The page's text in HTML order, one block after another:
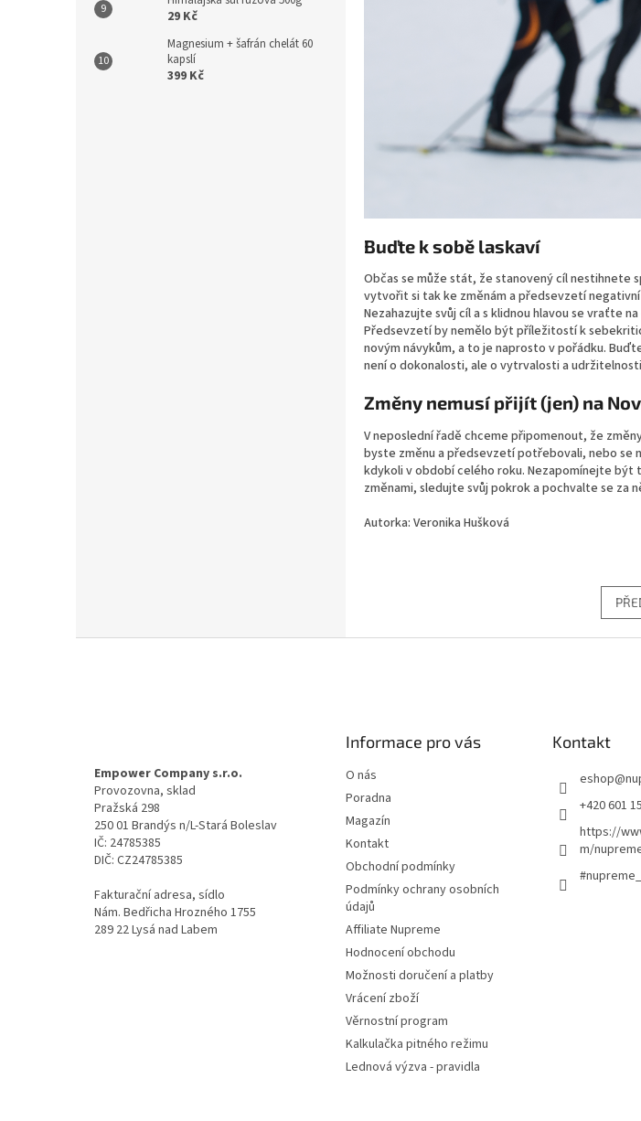
29 Kč
Magnesium + šafrán chelát 60
kapslí
399 Kč
Buďte k sobě laskaví
Občas se může stát, že stanovený cíl nestihnete
vytvořit si tak ke změnám a předsevzetí
Nezahazujte svůj cíl a s klidnou hlavou se vraťte
Předsevzetí by nemělo být příležitostí k
novým návykům, a to je naprosto v pořádku.
není o dokonalosti, ale o vytrvalosti a
Změny nemusí přijít (jen) na
V neposlední řadě chceme připomenout, že
byste změnu a předsevzetí potřebovali, nebo
kdykoli v období celého roku. Nezapomínejte být
změnami, sledujte svůj pokrok a pochvalte se za
Autorka: Veronika Hušková
Empower Company s.r.o.
Provozovna, sklad
Pražská 298
250 01 Brandýs n/L-Stará Boleslav
IČ: 24785385
DIČ: CZ24785385
Fakturační adresa, sídlo
Nám. Bedřicha Hrozného 1755
289 22 Lysá nad Labem
Informace pro vás
O nás
Poradna
Magazín
Kontakt
Obchodní podmínky
Podmínky ochrany osobních
údajů
Affiliate Nupreme
Hodnocení obchodu
Možnosti doručení a platby
Vrácení zboží
Věrnostní program
Kalkulačka pitného režimu
Lednová výzva - pravidla
Kontakt
eshop@
+420 601
https://
m/